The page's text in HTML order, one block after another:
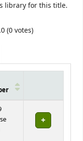
library for this title.
(0 votes)
below)